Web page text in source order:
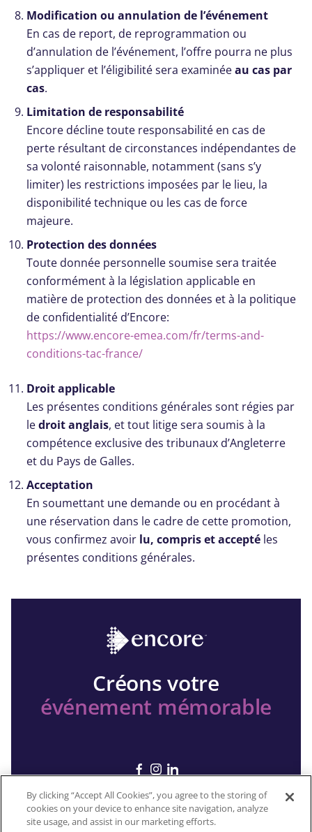
Modification ou annulation de l’événement
En cas de report, de reprogrammation ou
d’annulation de l’événement, l’offre pourra ne plus
s’appliquer et l’éligibilité sera examinéeau cas par
cas.
Limitation de responsabilité
Encore décline toute responsabilité en cas de
perte résultant de circonstances indépendantes de
sa volonté raisonnable, notamment (sans s’y
limiter) les restrictions imposées par le lieu, la
disponibilité technique ou les cas de force
majeure.
Protection des données
Toute donnée personnelle soumise sera traitée
conformément à la législation applicable en
matière de protection des données et à la politique
de confidentialité d’Encore:
https://www.encore-emea.com/fr/terms-and-
conditions-tac-france/
Droit applicable
Les présentes conditions générales sont régies par
ledroit anglais, et tout litige sera soumis à la
compétence exclusive des tribunaux d’Angleterre
et du Pays de Galles.
Acceptation
En soumettant une demande ou en procédant à
une réservation dans le cadre de cette promotion,
vous confirmez avoir lu, compris et accepté les
présentes conditions générales.
Créons votre
événement mémorable
Copyright 2026 © Encore All rights reserved.
By clicking “Accept All Cookies”, you agree to the storing of
cookies on your device to enhance site navigation, analyze
site usage, and assist in our marketing efforts.